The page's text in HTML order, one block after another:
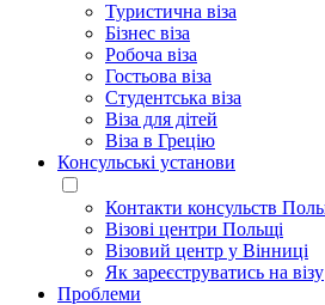
Туристична віза
Бізнес віза
Робоча віза
Гостьова віза
Студентська віза
Віза для дітей
Віза в Грецію
Консульські установи
Контакти консульств
Візові центри Польщі
Візовий центр у Вінниці
Як зареєструватись на візу
Проблеми